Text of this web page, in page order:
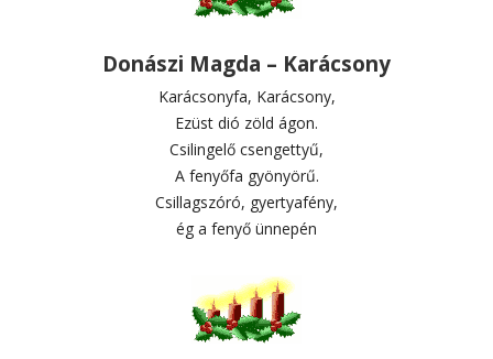
Donászi Magda – Karácsony
Karácsonyfa, Karácsony,
Ezüst dió zöld ágon.
Csilingelő csengettyű,
A fenyőfa gyönyörű.
Csillagszóró, gyertyafény,
ég a fenyő ünnepén